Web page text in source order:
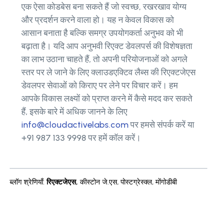
एक ऐसा कोडबेस बना सकते हैं जो स्वच्छ, रखरखाव योग्य
और प्रदर्शन करने वाला हो। यह न केवल विकास को
आसान बनाता है बल्कि समग्र उपयोगकर्ता अनुभव को भी
बढ़ाता है। यदि आप अनुभवी रिएक्ट डेवलपर्स की विशेषज्ञता
का लाभ उठाना चाहते हैं, तो अपनी परियोजनाओं को अगले
स्तर पर ले जाने के लिए क्लाउडएक्टिव लैब्स की रिएक्टजेएस
डेवलपर सेवाओं को किराए पर लेने पर विचार करें। हम
आपके विकास लक्ष्यों को प्राप्त करने में कैसे मदद कर सकते
हैं, इसके बारे में अधिक जानने के लिए
info@cloudactivelabs.comपर हमसे संपर्क करें या
+91 987 133 9998 पर हमें कॉल करें।
ब्लॉग श्रेणियाँ: रिएक्टजेएस, कीस्टोन जे.एस,पोस्टग्रेस्क्ल,मोंगोडीबी